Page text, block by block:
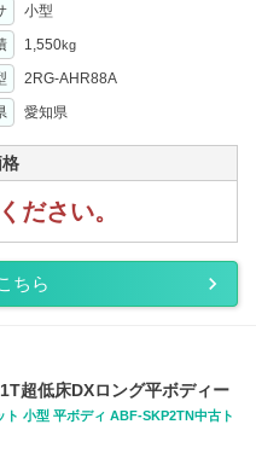
小型
1,550kg
2RG-AHR88A
愛知県
ださい。
ちら
超低床DXロング平ボディー
ト 小型 平ボディ ABF-SKP2TN中古ト